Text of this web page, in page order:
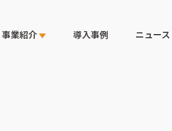
事業紹介 導入事例 ニュース